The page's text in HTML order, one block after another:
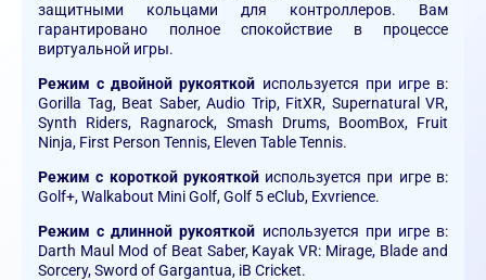
защитными кольцами для контроллеров. Вам
гарантировано полное спокойствие в процессе
виртуальной игры.
Режим с двойной рукояткой используется при игре в:
Gorilla Tag, Beat Saber, Audio Trip, FitXR, Supernatural VR,
Synth Riders, Ragnarock, Smash Drums, BoomBox, Fruit
Ninja, First Person Tennis, Eleven Table Tennis.
Режим с короткой рукояткойиспользуется при игре в:
Golf+, Walkabout Mini Golf, Golf 5 eClub, Exvrience.
Режим с длинной рукояткой используется при игре в:
Darth Maul Mod of Beat Saber, Kayak VR: Mirage, Blade and
Sorcery, Sword of Gargantua, iB Cricket.